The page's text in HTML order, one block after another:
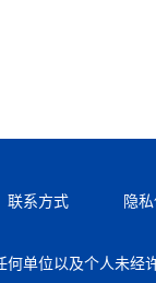
联系方式 隐
单位以及个人未经